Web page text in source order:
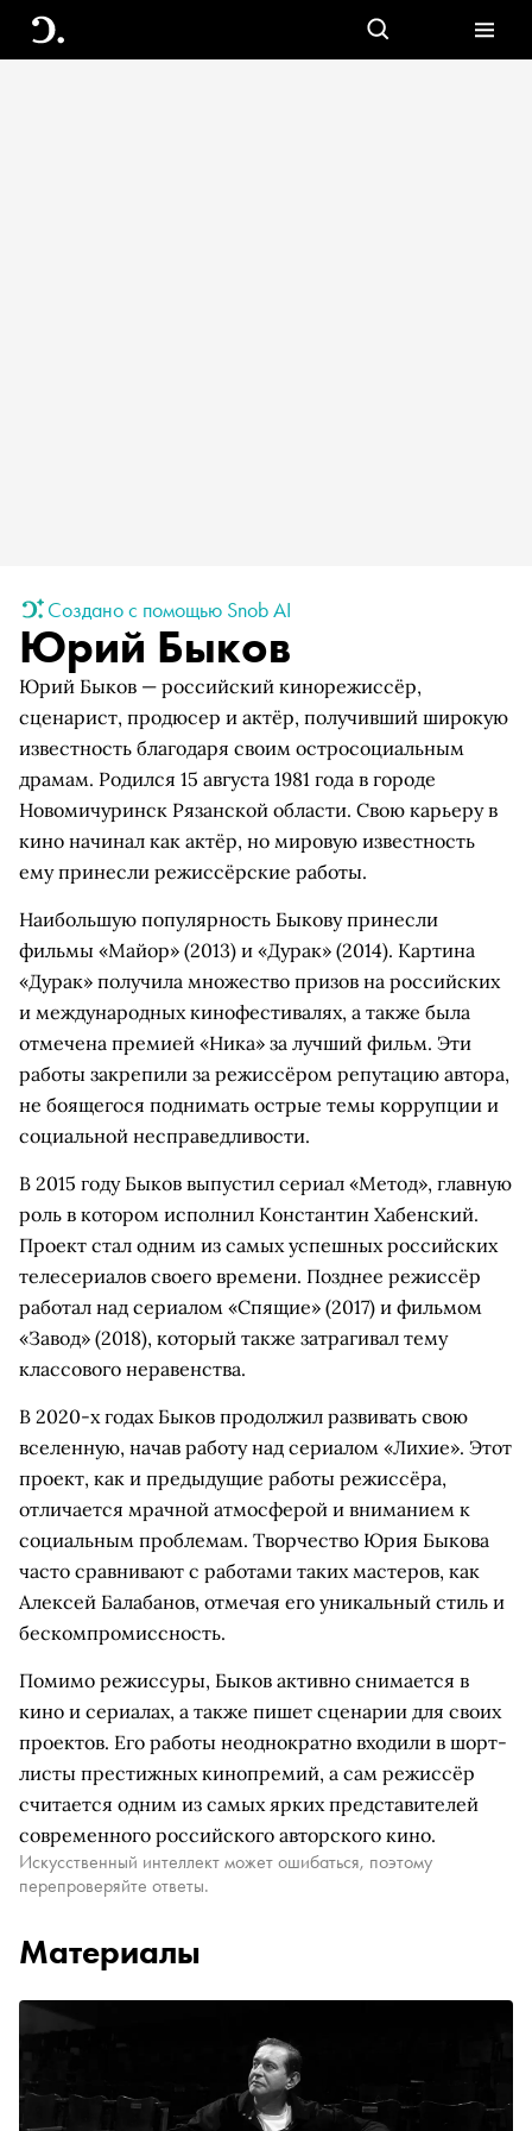
Создано с помощью Snob AI
Юрий Быков
Юрий Быков — российский кинорежиссёр,
сценарист, продюсер и актёр, получивший широкую
известность благодаря своим остросоциальным
драмам. Родился 15 августа 1981 года в городе
Новомичуринск Рязанской области. Свою карьеру в
кино начинал как актёр, но мировую известность
ему принесли режиссёрские работы.
Наибольшую популярность Быкову принесли
фильмы «Майор» (2013) и «Дурак» (2014). Картина
«Дурак» получила множество призов на российских
и международных кинофестивалях, а также была
отмечена премией «Ника» за лучший фильм. Эти
работы закрепили за режиссёром репутацию автора,
не боящегося поднимать острые темы коррупции и
социальной несправедливости.
В 2015 году Быков выпустил сериал «Метод», главную
роль в котором исполнил Константин Хабенский.
Проект стал одним из самых успешных российских
телесериалов своего времени. Позднее режиссёр
работал над сериалом «Спящие» (2017) и фильмом
«Завод» (2018), который также затрагивал тему
классового неравенства.
В 2020-х годах Быков продолжил развивать свою
вселенную, начав работу над сериалом «Лихие». Этот
проект, как и предыдущие работы режиссёра,
отличается мрачной атмосферой и вниманием к
социальным проблемам. Творчество Юрия Быкова
часто сравнивают с работами таких мастеров, как
Алексей Балабанов, отмечая его уникальный стиль и
бескомпромиссность.
Помимо режиссуры, Быков активно снимается в
кино и сериалах, а также пишет сценарии для своих
проектов. Его работы неоднократно входили в шорт-
листы престижных кинопремий, а сам режиссёр
считается одним из самых ярких представителей
современного российского авторского кино.
Искусственный интеллект может ошибаться, поэтому
перепроверяйте ответы.
Материалы